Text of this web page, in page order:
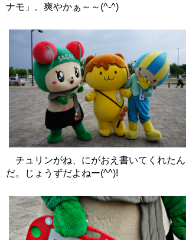
ナモ」。爽やかぁ～～(^-^)
チュリンがね、にがおえ書いてくれたん
だ。じょうずだよねー(^^)!